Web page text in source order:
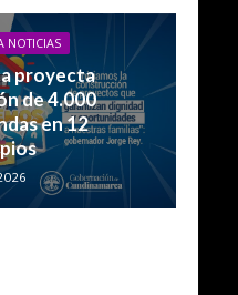
NOTICIAS
proyecta
de 4.000
en 12